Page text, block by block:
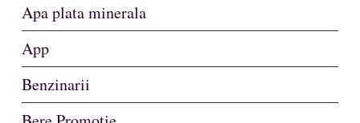
Apa plata minerala
App
Benzinarii